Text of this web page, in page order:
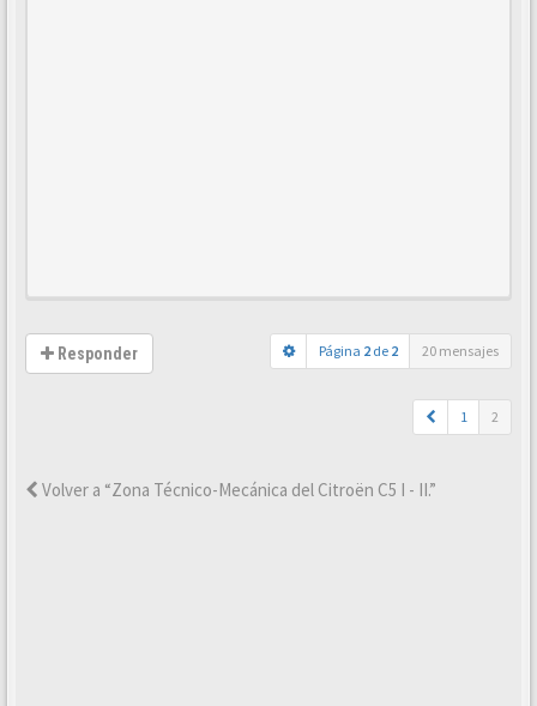
Responder Página 2 de 2 20 mensajes
1 2
Volver a “Zona Técnico-Mecánica del Citroën C5 I - II.”